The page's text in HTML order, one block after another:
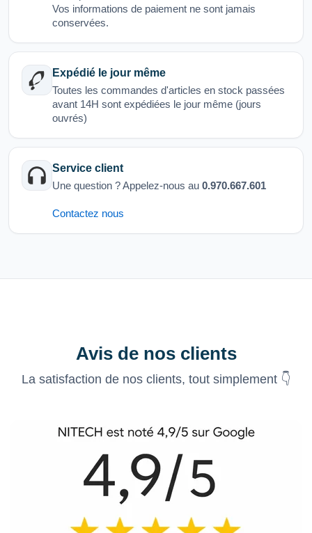
Vos informations de paiement ne sont jamais
conservées.
Expédié le jour même
Toutes les commandes d'articles en stock passées
avant 14H sont expédiées le jour même (jours
ouvrés)
Service client
Une question ? Appelez-nous au 0.970.667.601
Contactez nous
Avis de nos clients
La satisfaction de nos clients, tout simplement 👇